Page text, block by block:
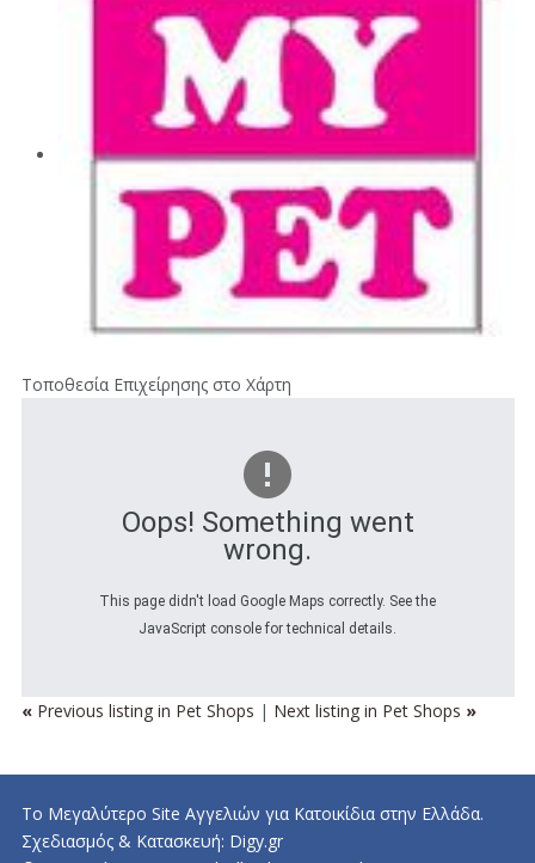
Τοποθεσία Επιχείρησης στο Χάρτη
Oops! Something went
wrong.
This page didn't load Google Maps correctly. See the
JavaScript console for technical details.
«Previous listing in Pet Shops | Next listing in Pet Shops »
Το Μεγαλύτερο Site Αγγελιών για Κατοικίδια στην Ελλάδα.
Σχεδιασμός & Κατασκευή: Digy.gr